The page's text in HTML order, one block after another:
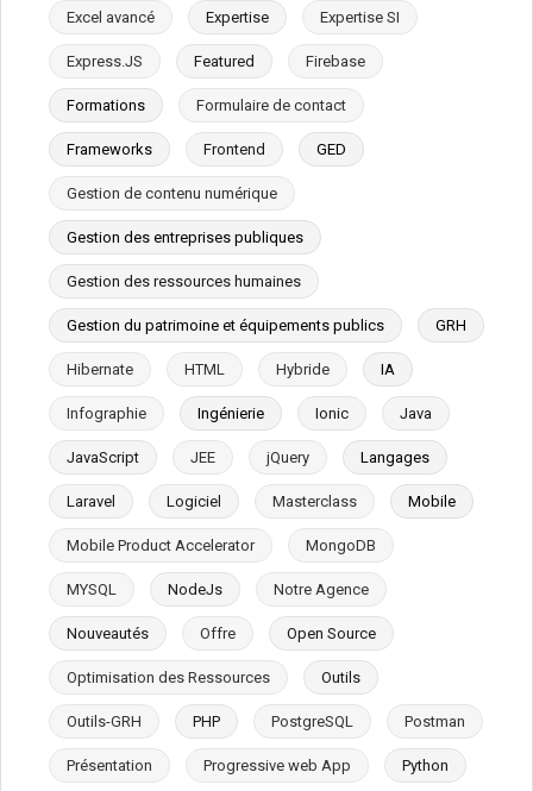
Excel avancé Expertise Expertise SI
Express.JS Featured Firebase
Formations Formulaire de contact
Frameworks Frontend GED
Gestion de contenu numérique
Gestion des entreprises publiques
Gestion des ressources humaines
Gestion du patrimoine et équipements publics GRH
Hibernate HTML Hybride IA
Infographie Ingénierie Ionic Java
JavaScript JEE jQuery Langages
Laravel Logiciel Masterclass Mobile
Mobile Product Accelerator MongoDB
MYSQL NodeJs Notre Agence
Nouveautés Offre Open Source
Optimisation des Ressources Outils
Outils-GRH PHP PostgreSQL Postman
Présentation Progressive web App Python